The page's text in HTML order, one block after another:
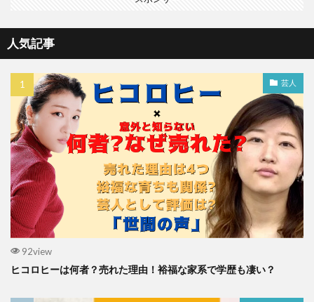
人気記事
芸人
92view
ヒコロヒーは何者？売れた理由！裕福な家系で学歴も凄い？